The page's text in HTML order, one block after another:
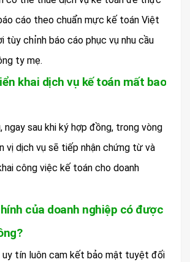
cáo theo chuẩn mực kế toán Việt
tùy chỉnh báo cáo phục vụ nhu cầu
ty mẹ.
khai dịch vụ kế toán mất bao
ngay sau khi ký hợp đồng, trong vòng
vị dịch vụ sẽ tiếp nhận chứng từ và
công việc kế toán cho doanh
của doanh nghiệp có được
uy tín luôn cam kết bảo mật tuyệt đối